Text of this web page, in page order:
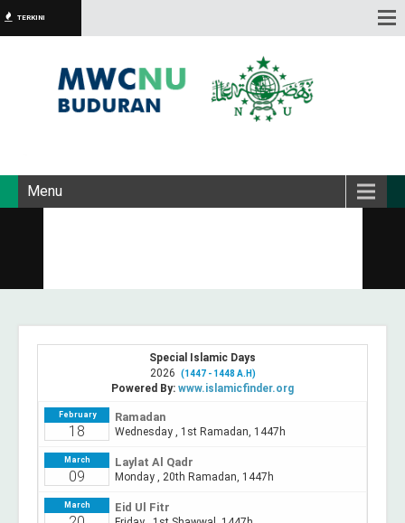
TERKINI
Menu